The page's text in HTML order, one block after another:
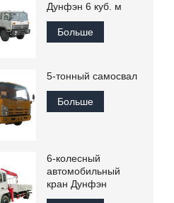
Дунфэн 6 куб. м
Больше
5-тонный самосвал
Больше
6-колесный
автомобильный
кран Дунфэн